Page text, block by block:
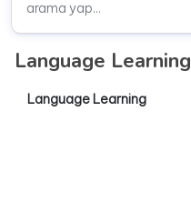
Language Learning
Language Learning